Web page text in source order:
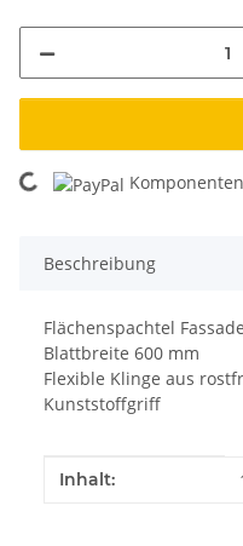
Loading...
Beschreibung
Flächenspachtel
Blattbreite 600 mm
Flexible Klinge aus
Kunststoffgriff
Produkteigenschaft
Wert
Inhalt: